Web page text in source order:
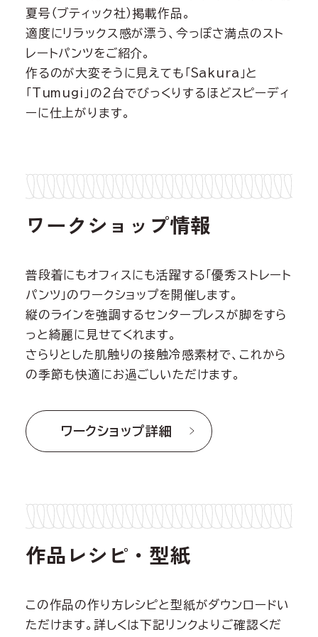
夏号（ブティック社）掲載作品。
適度にリラックス感が漂う、今っぽさ満点のスト
レートパンツをご紹介。
作るのが大変そうに見えても「Sakura」と
「Tumugi」の2台でびっくりするほどスピーディ
ーに仕上がります。
ワークショップ情報
普段着にもオフィスにも活躍する「優秀ストレート
パンツ」のワークショップを開催します。
縦のラインを強調するセンタープレスが脚をすら
っと綺麗に見せてくれます。
さらりとした肌触りの接触冷感素材で、これから
の季節も快適にお過ごしいただけます。
ワークショップ詳細
作品レシピ・型紙
この作品の作り方レシピと型紙がダウンロードい
ただけます。詳しくは下記リンクよりご確認くだ